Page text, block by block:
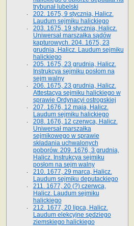
trybunał lubelski
202. 1675, 9 stycznia, Halicz.
Laudum sejmiku halickiego
203. 1675, 19 stycznia, Halicz.
Uniwersał marszałka sądów
kapturowych. 204. 1675, 23
grudnia, Halicz. Laudum sejmiku
halickiego
205. 1675, 23 grudnia, Halicz.
Instrukcya sejmiku posłom na
sejm walny
206. 1675, 23 grudnia, Halicz.
Attestacya sejmiku halickiego w
sprawie Ordynacyi ostrogskiej
207. 1676, 12 maja, Halicz.
Laudum sejmiku halickiego
208. 1676, 12 czerwca, Halicz.
Uniwersał marszałka
sejmikowego w sprawie
składania uchwalonych
poborów. 209. 1676, 3 grudnia,
Halicz. Instrukcya sejmiku
posłom na sejm walny
210. 1677, 29 marca, Halicz.
Laudum sejmiku deputackiego
211. 1677, 20 (?) czerwca,
Halicz. Laudum sejmiku
halickiego
212. 1677, 20 lipca, Halicz.
Laudum elekcyjne sędziego
ziemskiego halickiego